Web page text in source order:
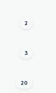
2
3
20